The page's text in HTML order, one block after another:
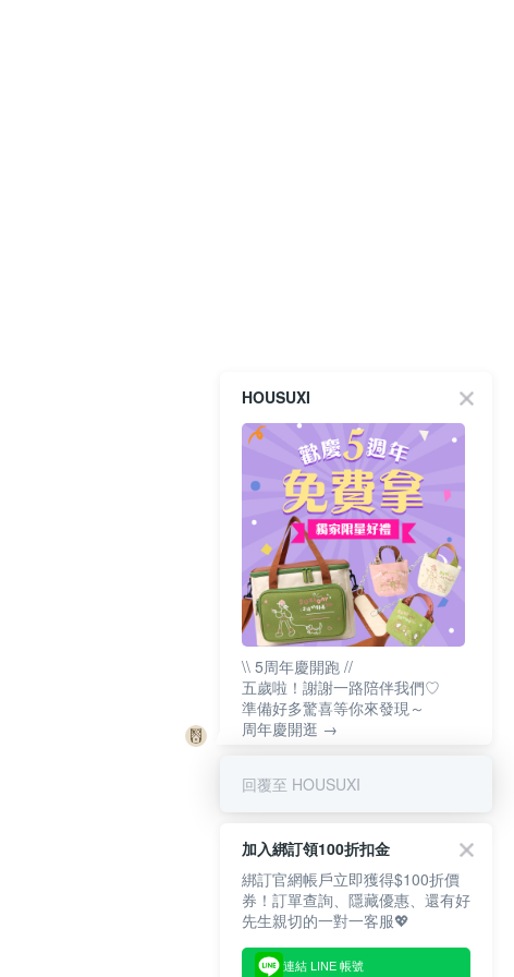
HOUSUXI
\\ 5周年慶開跑 //
五歲啦！謝謝一路陪伴我們♡
準備好多驚喜等你來發現～
周年慶開逛 →
回覆至 HOUSUXI
加入綁訂領100折扣金
綁訂官網帳戶立即獲得$100折價
券！訂單查詢、隱藏優惠、還有好
先生親切的一對一客服💖
連結 LINE 帳號